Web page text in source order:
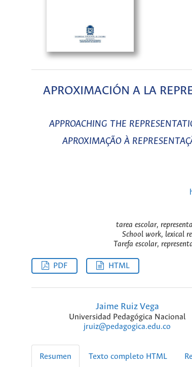
APROXIMACIÓN A LA
APPROACHING THE
APROXIMAÇÃO À
tarea escolar,
School work, lexical
Tarefa escolar,
PDF HTML
Jaime Ruiz Vega
Universidad Pedagógica Nacional
jruiz@pedagogica.edu.co
Resumen Texto completo HTML